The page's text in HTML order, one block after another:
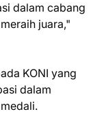
dalam cabang
juara,"
KONI yang
dalam